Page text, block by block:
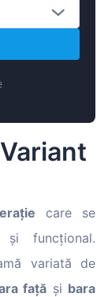
care se
și funcțional.
variată de
față și bara